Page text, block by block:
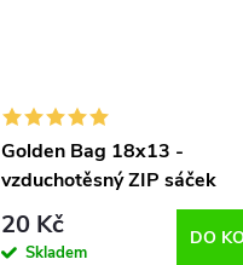
Golden Bag 18x13 -
vzduchotěsný ZIP sáček
20 Kč
Skladem
DO